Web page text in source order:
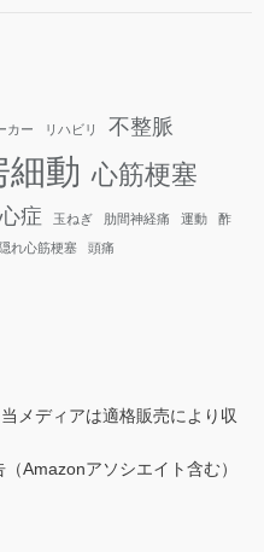
カー リハビリ 不整脈
細動 心筋梗塞
症 玉ねぎ 肋間神経痛 運動
酢
隠れ心筋梗塞 頭痛
メディアは適格販売により収
Amazonアソシエイト含む）